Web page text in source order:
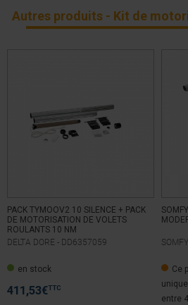
Autres produits - Kit de
PACK TYMOOV2 10 SILENCE + PACK
DE MOTORISATION DE VOLETS
ROULANTS 10 NM
DELTA DORE - DD6357059
en stock
411,53€TTC
Ce
entre